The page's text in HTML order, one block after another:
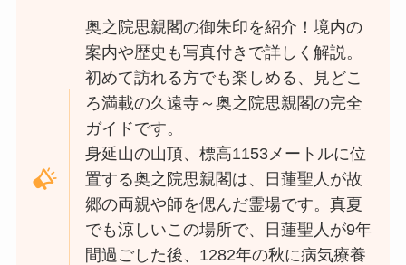
奥之院思親閣の御朱印を紹介！境内の
案内や歴史も写真付きで詳しく解説。
初めて訪れる方でも楽しめる、見どこ
ろ満載の久遠寺～奥之院思親閣の完全
ガイドです。
身延山の山頂、標高1153メートルに位
置する奥之院思親閣は、日蓮聖人が故
郷の両親や師を偲んだ霊場です。真夏
でも涼しいこの場所で、日蓮聖人が9年
間過ごした後、1282年の秋に病気療養